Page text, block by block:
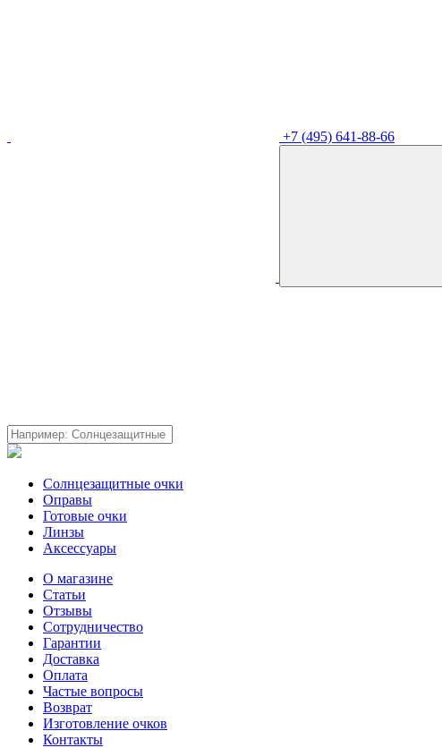
+7 (495) 641-88-66
Солнцезащитные очки
Оправы
Готовые очки
Линзы
Аксессуары
О магазине
Статьи
Отзывы
Сотрудничество
Гарантии
Доставка
Оплата
Частые вопросы
Возврат
Изготовление очков
Контакты